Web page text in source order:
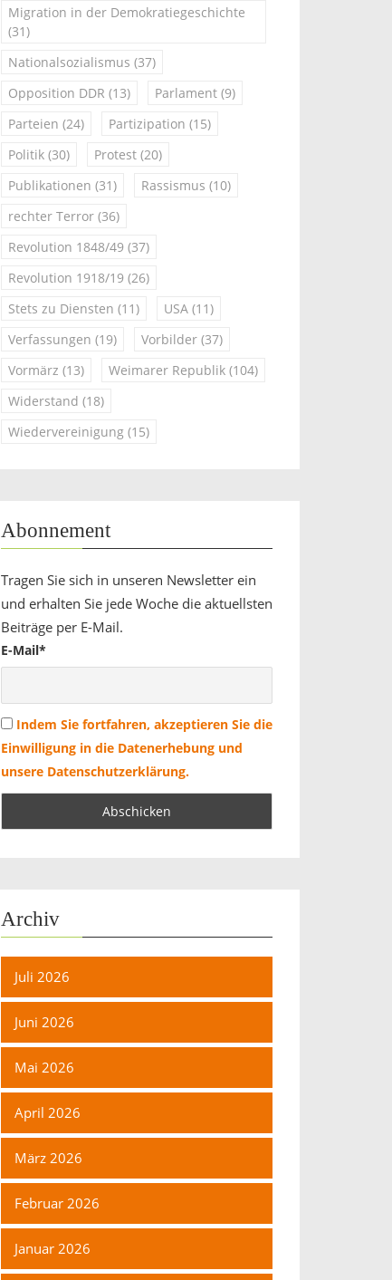
Migration in der Demokratiegeschichte
(31)
Nationalsozialismus (37)
Opposition DDR (13) Parlament (9)
Parteien (24) Partizipation (15)
Politik (30) Protest (20)
Publikationen (31) Rassismus (10)
rechter Terror (36)
Revolution 1848/49 (37)
Revolution 1918/19 (26)
Stets zu Diensten (11) USA (11)
Verfassungen (19) Vorbilder (37)
Vormärz (13) Weimarer Republik (104)
Widerstand (18)
Wiedervereinigung (15)
Abonnement
Tragen Sie sich in unseren Newsletter ein
und erhalten Sie jede Woche die aktuellsten
Beiträge per E-Mail.
E-Mail*
Indem Sie fortfahren, akzeptieren Sie die
Einwilligung in die Datenerhebung und
unsere Datenschutzerklärung.
Archiv
Juli 2026
Juni 2026
Mai 2026
April 2026
März 2026
Februar 2026
Januar 2026